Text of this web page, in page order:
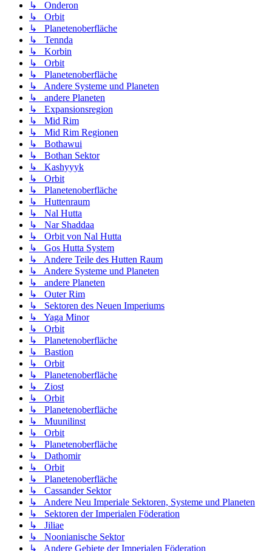
↳ Onderon
↳ Orbit
↳ Planetenoberfläche
↳ Tennda
↳ Korbin
↳ Orbit
↳ Planetenoberfläche
↳ Andere Systeme und Planeten
↳ andere Planeten
↳ Expansionsregion
↳ Mid Rim
↳ Mid Rim Regionen
↳ Bothawui
↳ Bothan Sektor
↳ Kashyyyk
↳ Orbit
↳ Planetenoberfläche
↳ Huttenraum
↳ Nal Hutta
↳ Nar Shaddaa
↳ Orbit von Nal Hutta
↳ Gos Hutta System
↳ Andere Teile des Hutten Raum
↳ Andere Systeme und Planeten
↳ andere Planeten
↳ Outer Rim
↳ Sektoren des Neuen Imperiums
↳ Yaga Minor
↳ Orbit
↳ Planetenoberfläche
↳ Bastion
↳ Orbit
↳ Planetenoberfläche
↳ Ziost
↳ Orbit
↳ Planetenoberfläche
↳ Muunilinst
↳ Orbit
↳ Planetenoberfläche
↳ Dathomir
↳ Orbit
↳ Planetenoberfläche
↳ Cassander Sektor
↳ Andere Neu Imperiale Sektoren, Systeme und Planeten
↳ Sektoren der Imperialen Föderation
↳ Jiliae
↳ Noonianische Sektor
↳ Andere Gebiete der Imperialen Föderation